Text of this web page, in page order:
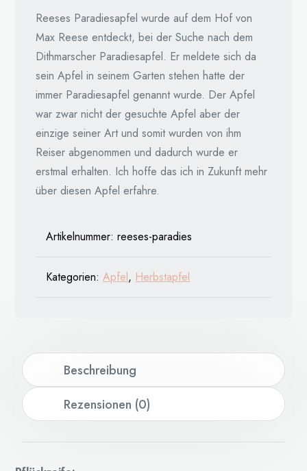
Reeses Paradiesapfel wurde auf dem Hof von
Max Reese entdeckt, bei der Suche nach dem
Dithmarscher Paradiesapfel. Er meldete sich da
sein Apfel in seinem Garten stehen hatte der
immer Paradiesapfel genannt wurde. Der Apfel
war zwar nicht der gesuchte Apfel aber der
einzige seiner Art und somit wurden von ihm
Reiser abgenommen und dadurch wurde er
erstmal erhalten. Ich hoffe das ich in Zukunft mehr
über diesen Apfel erfahre.
Artikelnummer:reeses-paradies
Kategorien:Apfel, Herbstapfel
Beschreibung
Rezensionen (0)